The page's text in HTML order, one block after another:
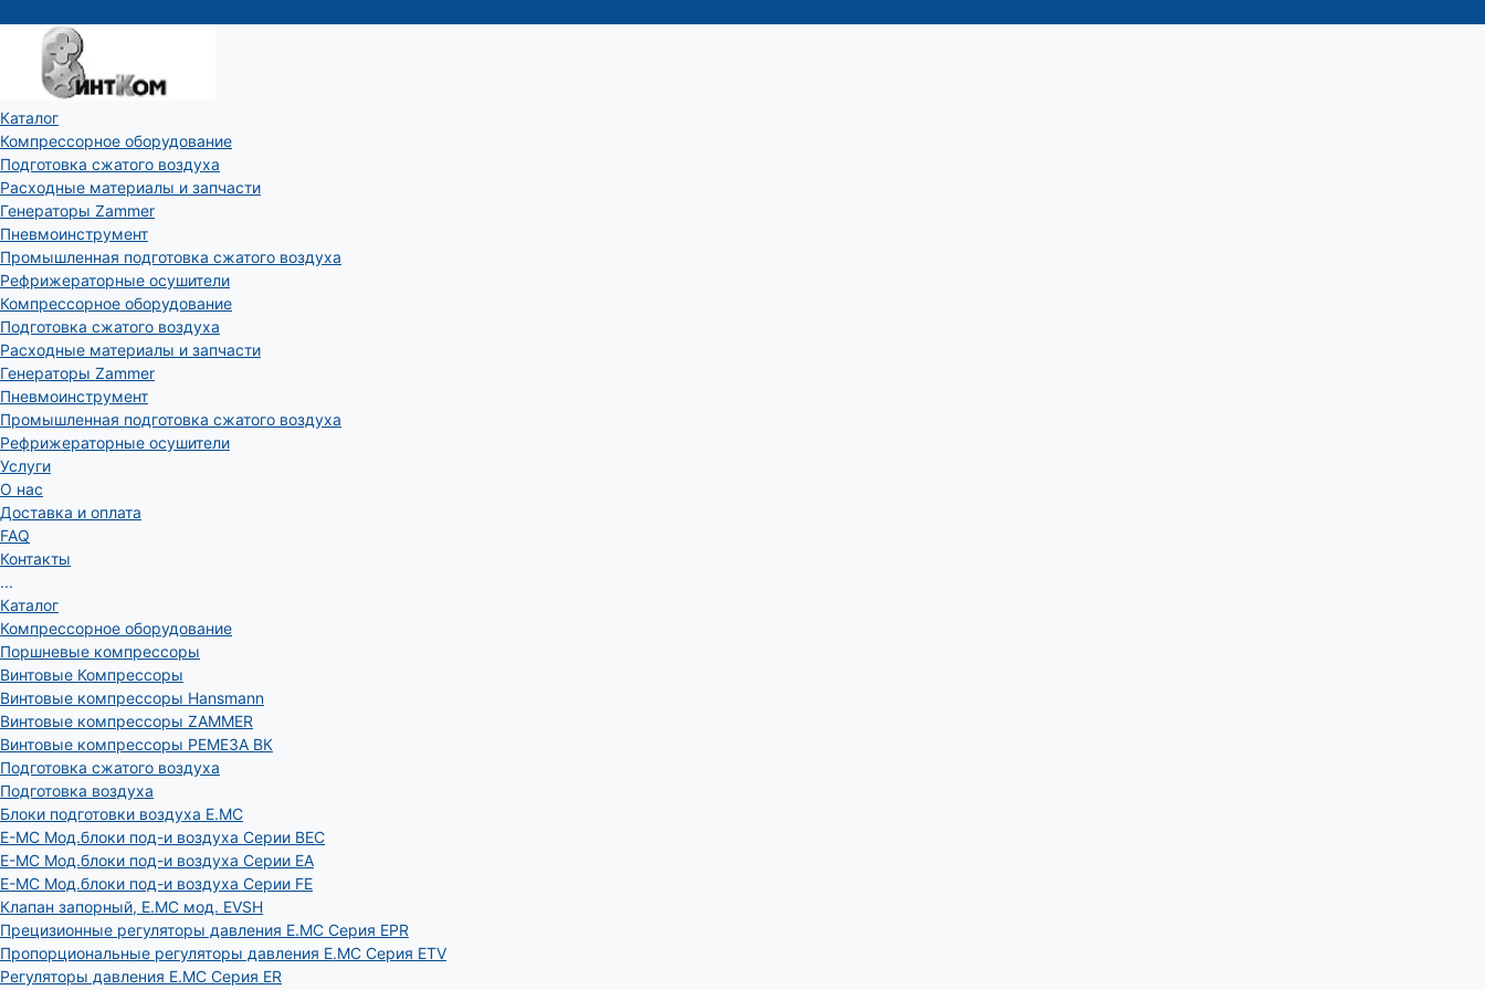
Каталог
Компрессорное оборудование
Подготовка сжатого воздуха
Расходные материалы и запчасти
Генераторы Zammer
Пневмоинструмент
Промышленная подготовка сжатого воздуха
Рефрижераторные осушители
Компрессорное оборудование
Подготовка сжатого воздуха
Расходные материалы и запчасти
Генераторы Zammer
Пневмоинструмент
Промышленная подготовка сжатого воздуха
Рефрижераторные осушители
Услуги
О нас
Доставка и оплата
FAQ
Контакты
...
Каталог
Компрессорное оборудование
Поршневые компрессоры
Винтовые Компрессоры
Винтовые компрессоры Hansmann
Винтовые компрессоры ZAMMER
Винтовые компрессоры РЕМЕЗА ВК
Подготовка сжатого воздуха
Подготовка воздуха
Блоки подготовки воздуха E.MC
E-MC Мод.блоки под-и воздуха Серии BEC
E-MC Мод.блоки под-и воздуха Серии EA
E-MC Мод.блоки под-и воздуха Серии FE
Клапан запорный, E.MC мод. EVSH
Прецизионные регуляторы давления E.MC Серия EPR
Пропорциональные регуляторы давления E.MC Серия ETV
Регуляторы давления E.MC Серия ER